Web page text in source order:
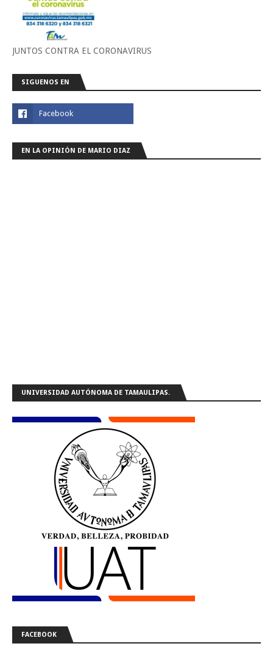
JUNTOS CONTRA EL CORONAVIRUS
SIGUENOS EN
EN LA OPINIÓN DE MARIO DIAZ
UNIVERSIDAD AUTÓNOMA DE TAMAULIPAS.
FACEBOOK